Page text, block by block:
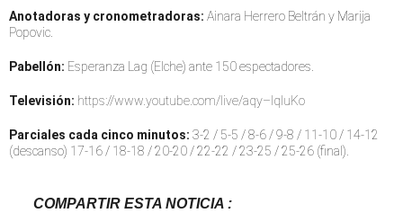
Anotadoras y cronometradoras: Ainara Herrero Beltrán y Marija
Popovic.
Pabellón: Esperanza Lag (Elche) ante 150 espectadores.
Televisión: https://www.youtube.com/live/aqy–IqluKo
Parciales cada cinco minutos: 3-2 / 5-5 / 8-6 / 9-8 / 11-10 / 14-12
(descanso) 17-16 / 18-18 / 20-20 / 22-22 / 23-25 / 25-26 (final).
COMPARTIR ESTA NOTICIA :